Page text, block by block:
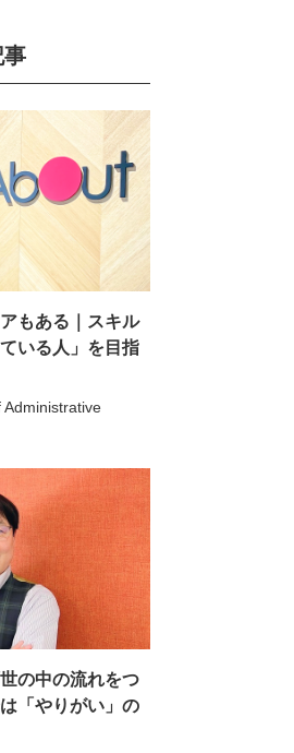
事
もある｜スキル
いる人」を目指
Administrative
の中の流れをつ
「やりがい」の